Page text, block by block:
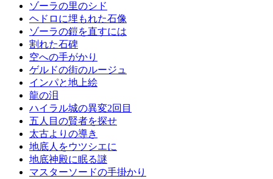
ゾーラの里のシド
ヘドロに埋もれた石像
ゾーラの鎧を直すには
割れた石碑
空への手がかり
ゲルドの街のルージュ
インパと地上絵
龍の泪
ハイラル城の異変2回目
五人目の賢者を探せ
太古よりの導き
地底人をウツシエに
地底神殿に眠る謎
マスターソードの手掛かり